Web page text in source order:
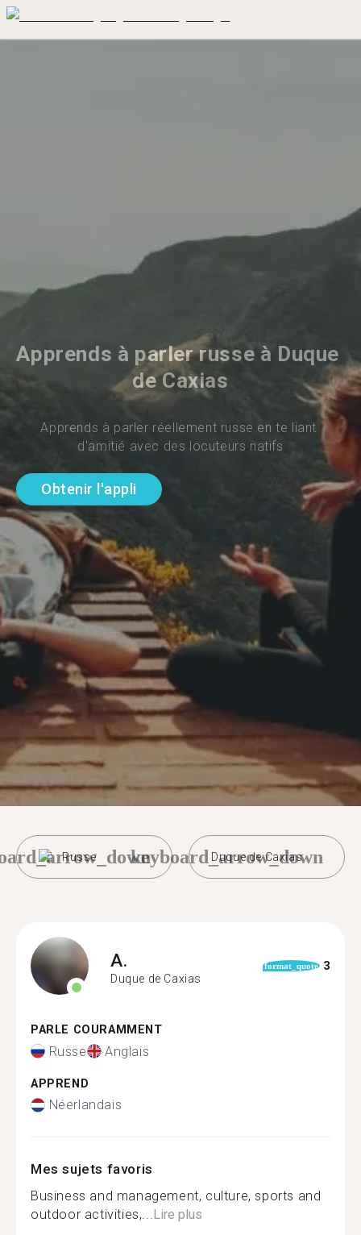
Apprends à parler russe à Duque
de Caxias
Apprends à parler réellement russe en te liant
d'amitié avec des locuteurs natifs
Obtenir l'appli
Russe Duque de Caxias
keyboard_arrow_down
A.
Duque de Caxias
format_quote 3
PARLE COURAMMENT
Russe Anglais
APPREND
Néerlandais
Mes sujets favoris
Business and management, culture, sports and
outdoor activities,...Lire plus